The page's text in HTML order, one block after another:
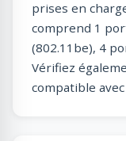
prises en
comprend 1
(802.11be), 4
Vérifiez
compatible